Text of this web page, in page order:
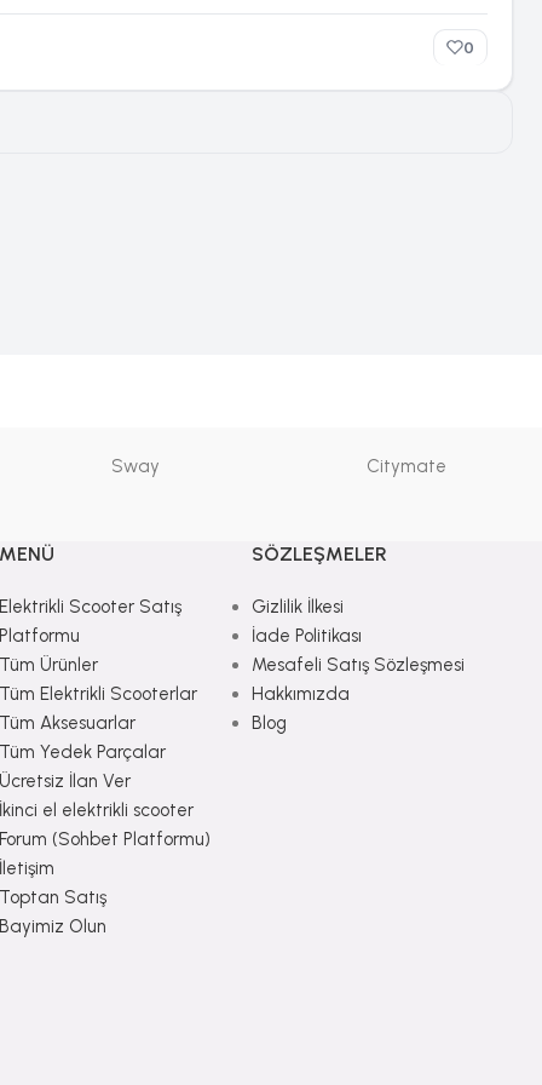
0
Sway Citymate
MENÜ
Elektrikli Scooter Satış
Platformu
Tüm Ürünler
Tüm Elektrikli Scooterlar
Tüm Aksesuarlar
Tüm Yedek Parçalar
Ücretsiz İlan Ver
İkinci el elektrikli scooter
Forum (Sohbet Platformu)
İletişim
Toptan Satış
Bayimiz Olun
SÖZLEŞMELER
Gizlilik İlkesi
İade Politikası
Mesafeli Satış Sözleşmesi
Hakkımızda
Blog